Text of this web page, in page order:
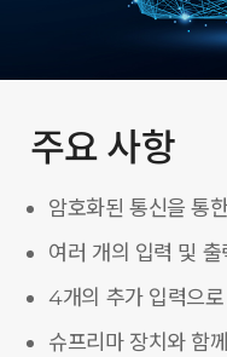
주요 사항
암호화된 통신을 통
여러 개의 입력 및
4개의 추가 입력으
슈프리마 장치와 함